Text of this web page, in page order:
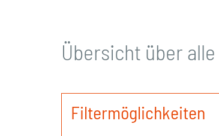
Übersicht über
Filtermöglichkeiten